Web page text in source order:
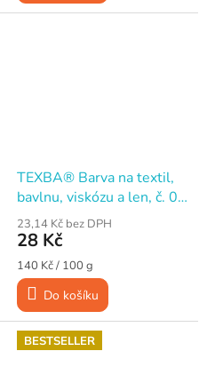
TEXBA® Barva na textil,
bavlnu, viskózu a len, č. 07
Námořnická modrá, 20 g
23,14 Kč bez DPH
28 Kč
Měrná
cena:
140 Kč / 100 g
Do košíku
BESTSELLER